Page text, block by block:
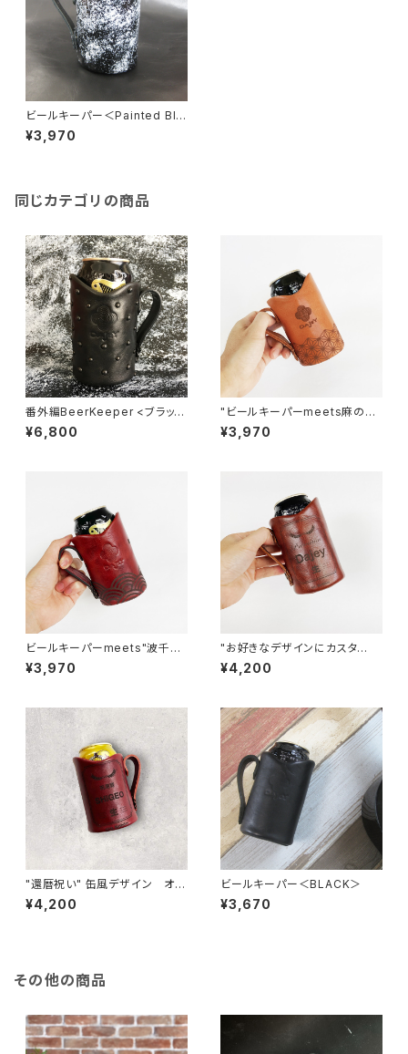
ビールキーパー＜Painted Bla
ck＞ 蓄光石入り
¥3,970
同じカテゴリの商品
番外編BeerKeeper <ブラッ
ク.スタッズ>
¥6,800
"ビールキーパーmeets麻の葉
文様" ビールキーパー<Came
l＞
¥3,970
ビールキーパーmeets"波千
鳥" ビールキーパー<Red＞
革の色変更可能
¥3,970
"お好きなデザインにカスタ
ム" 缶風ビールキーパー＜Bro
wn＞
¥4,200
"還暦祝い" 缶風デザイン オリ
ジナルビールキーパー＜D.Red
＞国内産仔牛革
¥4,200
ビールキーパー＜BLACK＞
¥3,670
その他の商品